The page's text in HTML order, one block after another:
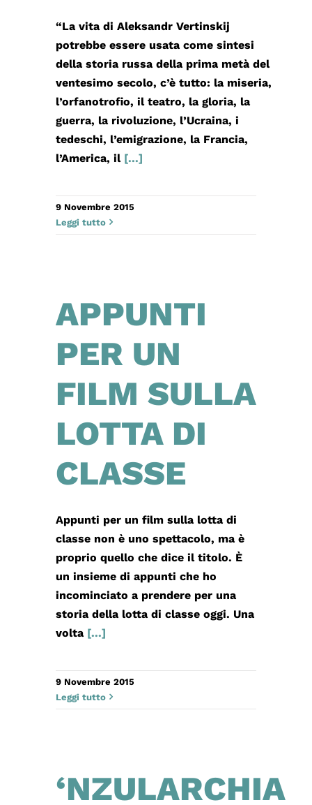
“La vita di Aleksandr Vertinskij
potrebbe essere usata come sintesi
della storia russa della prima metà del
ventesimo secolo, c’è tutto: la miseria,
l’orfanotrofio, il teatro, la gloria, la
guerra, la rivoluzione, l’Ucraina, i
tedeschi, l’emigrazione, la Francia,
l’America, il[...]
9 Novembre 2015
Leggi tutto
APPUNTI
PER UN
FILM SULLA
LOTTA DI
CLASSE
Appunti per un film sulla lotta di
classe non è uno spettacolo, ma è
proprio quello che dice il titolo. È
un insieme di appunti che ho
incominciato a prendere per una
storia della lotta di classe oggi. Una
volta [...]
9 Novembre 2015
Leggi tutto
‘NZULARCHIA